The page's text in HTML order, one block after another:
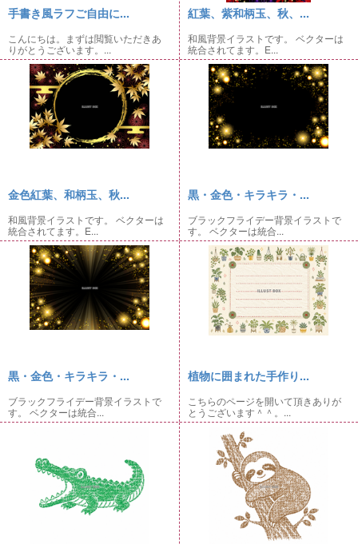
手書き風ラフご自由に...
こんにちは。まずは閲覧いただきあ
りがとうございます。...
紅葉、紫和柄玉、秋、...
和風背景イラストです。 ベクターは
統合されてます。E...
金色紅葉、和柄玉、秋...
和風背景イラストです。 ベクターは
統合されてます。E...
黒・金色・キラキラ・...
ブラックフライデー背景イラストで
す。 ベクターは統合...
黒・金色・キラキラ・...
ブラックフライデー背景イラストで
す。 ベクターは統合...
植物に囲まれた手作り...
こちらのページを開いて頂きありが
とうございます＾＾。...